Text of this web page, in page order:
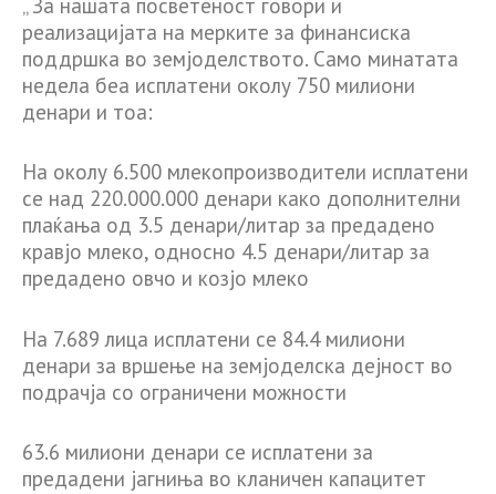
„ За нашата посветеност говори и
реализацијата на мерките за финансиска
поддршка во земјоделството. Само минатата
недела беа исплатени околу 750 милиони
денари и тоа:
На околу 6.500 млекопроизводители исплатени
се над 220.000.000 денари како дополнителни
плаќања од 3.5 денари/литар за предадено
кравјо млеко, односно 4.5 денари/литар за
предадено овчо и козјо млеко
На 7.689 лица исплатени се 84.4 милиони
денари за вршење на земјоделска дејност во
подрачја со ограничени можности
63.6 милиони денари се исплатени за
предадени јагниња во кланичен капацитет